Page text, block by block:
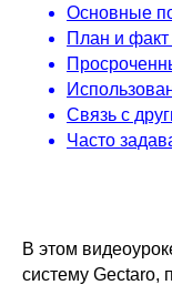
Основные
План и
Связь с
Часто
В этом
систему Gectaro,